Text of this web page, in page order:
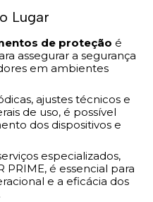
Lugar
de proteção é
assegurar a segurança
em ambientes
ajustes técnicos e
de uso, é possível
dos dispositivos e
especializados,
é essencial para
e a eficácia dos